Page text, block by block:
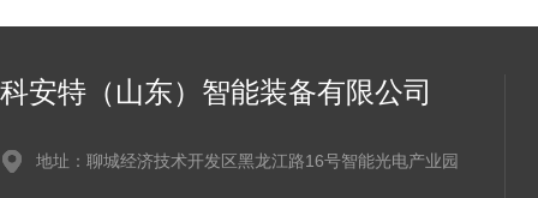
科安特（山东）智能装备有限公司
地址：聊城经济技术开发区黑龙江路16号智能光电产业园